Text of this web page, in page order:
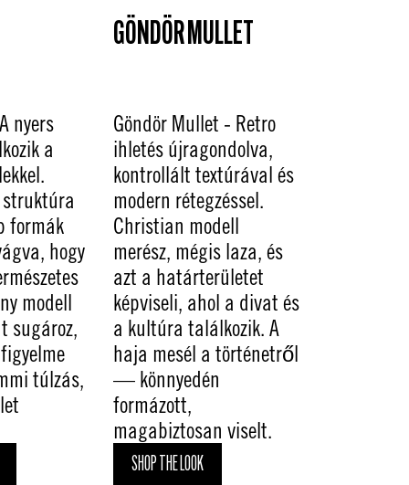
nyers
a
struktúra
formák
hogy
modell
sugároz,
túlzás,
GÖNDÖR MULLET
Göndör Mullet - Retro
ihletés újragondolva,
kontrollált textúrával és
modern rétegzéssel.
Christian modell
merész, mégis laza, és
azt a határterületet
képviseli, ahol a divat és
a kultúra találkozik. A
haja mesél a történetről
— könnyedén
formázott,
magabiztosan viselt.
SHOP THE LOOK